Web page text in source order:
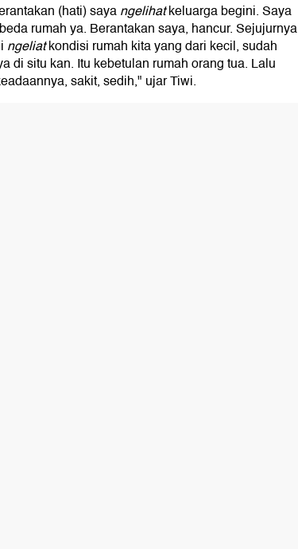
(hati) sayangelihatkeluarga begini. Saya
rumah ya. Berantakan saya, hancur. Sejujurnya
ngeliatkondisi rumah kita yang dari kecil, sudah
di situ kan. Itu kebetulan rumah orang tua. Lalu
sakit, sedih," ujar Tiwi.